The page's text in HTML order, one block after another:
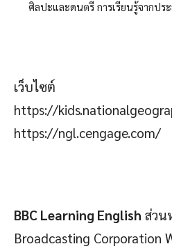
ศิลปะและดนตรี การเรียนรู้จากป
เว็บไซต์
https://
https://ngl.cengage.com/
BBC Learning English ส่วน
Broadcasting Corporation